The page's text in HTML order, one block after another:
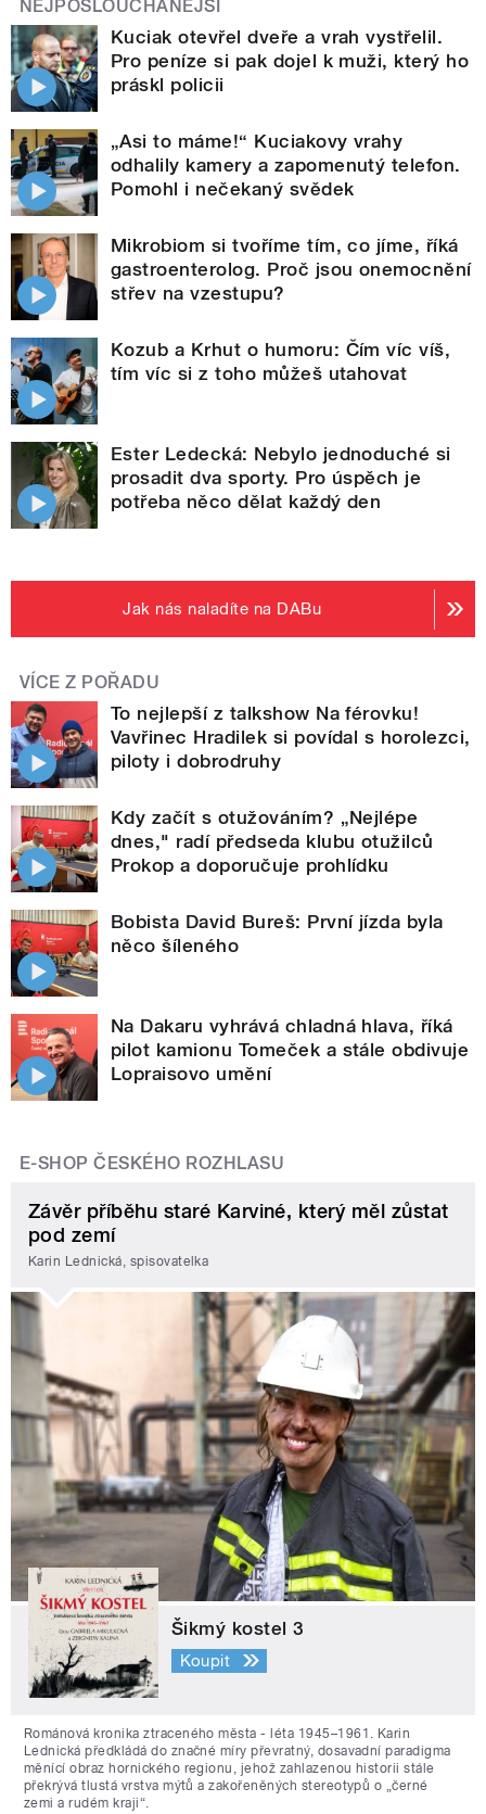
NEJPOSLOUCHANĚJŠÍ
Kuciak otevřel dveře a vrah vystřelil.
Pro peníze si pak dojel k muži, který ho
práskl policii
„Asi to máme!“ Kuciakovy vrahy
odhalily kamery a zapomenutý telefon.
Pomohl i nečekaný svědek
Mikrobiom si tvoříme tím, co jíme, říká
gastroenterolog. Proč jsou onemocnění
střev na vzestupu?
Kozub a Krhut o humoru: Čím víc víš,
tím víc si z toho můžeš utahovat
Ester Ledecká: Nebylo jednoduché si
prosadit dva sporty. Pro úspěch je
potřeba něco dělat každý den
Jak nás naladíte na DABu
VÍCE Z POŘADU
To nejlepší z talkshow Na férovku!
Vavřinec Hradilek si povídal s horolezci,
piloty i dobrodruhy
Kdy začít s otužováním? „Nejlépe
dnes," radí předseda klubu otužilců
Prokop a doporučuje prohlídku
Bobista David Bureš: První jízda byla
něco šíleného
Na Dakaru vyhrává chladná hlava, říká
pilot kamionu Tomeček a stále obdivuje
Lopraisovo umění
E-SHOP ČESKÉHO ROZHLASU
Závěr příběhu staré Karviné, který měl zůstat
pod zemí
Karin Lednická, spisovatelka
Šikmý kostel 3
Koupit
Románová kronika ztraceného města - léta 1945–1961. Karin
Lednická předkládá do značné míry převratný, dosavadní paradigma
měnící obraz hornického regionu, jehož zahlazenou historii stále
překrývá tlustá vrstva mýtů a zakořeněných stereotypů o „černé
zemi a rudém kraji“.